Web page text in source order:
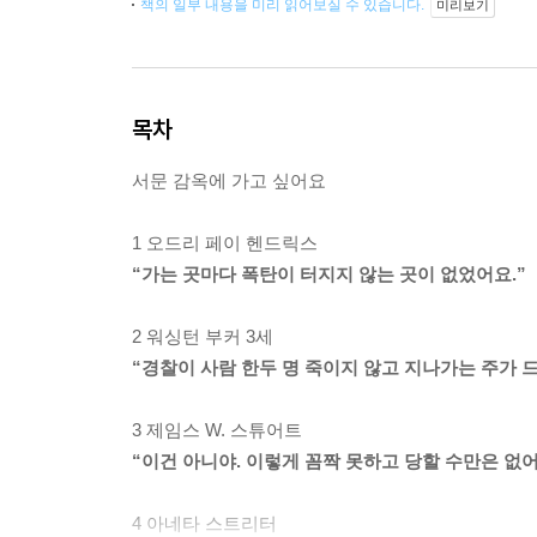
책의 일부 내용을 미리 읽어보실 수 있습니다. 미리보기
목차
서문 감옥에 가고 싶어요
1 오드리 페이 헨드릭스
“가는 곳마다 폭탄이 터지지 않는 곳이 없었어요.”
2 워싱턴 부커 3세
“경찰이 사람 한두 명 죽이지 않고 지나가는 주가
3 제임스 W. 스튜어트
“이건 아니야. 이렇게 꼼짝 못하고 당할 수만은 없
4 아네타 스트리터